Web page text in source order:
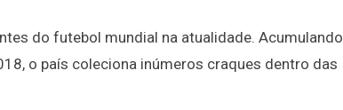
do futebol mundial na atualidade. Acumulando
o país coleciona inúmeros craques dentro das